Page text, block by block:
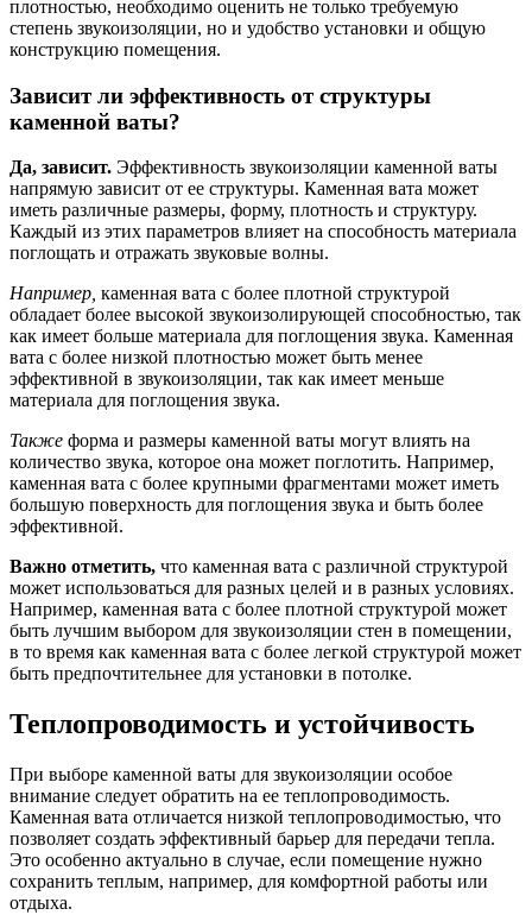
плотностью, необходимо оценить не только требуемую
степень звукоизоляции, но и удобство установки и общую
конструкцию помещения.
Зависит ли эффективность от структуры
каменной ваты?
Да, зависит. Эффективность звукоизоляции каменной ваты
напрямую зависит от ее структуры. Каменная вата может
иметь различные размеры, форму, плотность и структуру.
Каждый из этих параметров влияет на способность материала
поглощать и отражать звуковые волны.
Например, каменная вата с более плотной структурой
обладает более высокой звукоизолирующей способностью, так
как имеет больше материала для поглощения звука. Каменная
вата с более низкой плотностью может быть менее
эффективной в звукоизоляции, так как имеет меньше
материала для поглощения звука.
Также форма и размеры каменной ваты могут влиять на
количество звука, которое она может поглотить. Например,
каменная вата с более крупными фрагментами может иметь
большую поверхность для поглощения звука и быть более
эффективной.
Важно отметить, что каменная вата с различной структурой
может использоваться для разных целей и в разных условиях.
Например, каменная вата с более плотной структурой может
быть лучшим выбором для звукоизоляции стен в помещении,
в то время как каменная вата с более легкой структурой может
быть предпочтительнее для установки в потолке.
Теплопроводимость и устойчивость
При выборе каменной ваты для звукоизоляции особое
внимание следует обратить на ее теплопроводимость.
Каменная вата отличается низкой теплопроводимостью, что
позволяет создать эффективный барьер для передачи тепла.
Это особенно актуально в случае, если помещение нужно
сохранить теплым, например, для комфортной работы или
отдыха.